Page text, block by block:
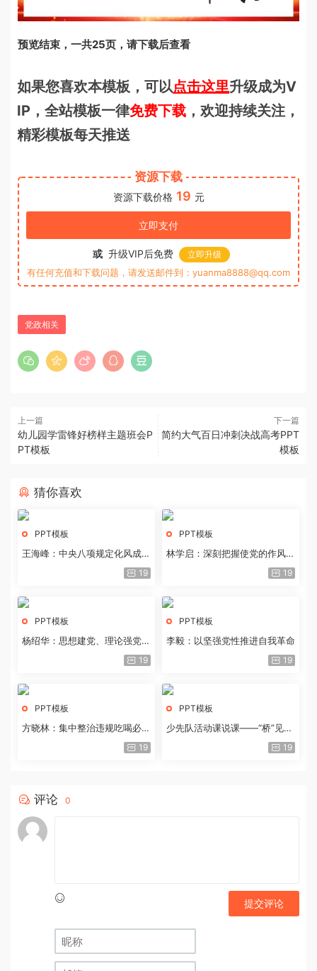
预览结束，一共25页，请下载后查看
如果您喜欢本模板，可以点击这里升级成为V
IP，全站模板一律免费下载 ，欢迎持续关注，
精彩模板每天推送
资源下载
资源下载价格 19 元
立即支付
或 升级VIP后免费 立即升级
有任何充值和下载问题，请发送邮件到：yuanma8888@qq.com
党政相关
上一篇
幼儿园学雷锋好榜样主题班会P
PT模板
下一篇
简约大气百日冲刺决战高考PPT
模板
猜你喜欢
PPT模板
王海峰：中央八项规定化风成俗
19
PPT模板
林学启：深刻把握使党的作风全
19
PPT模板
杨绍华：思想建党、理论强党的
19
PPT模板
李毅：以坚强党性推进自我革命
19
PPT模板
方晓林：集中整治违规吃喝必须
19
PPT模板
少先队活动课说课——“桥”见中
19
评论 0
提交评论